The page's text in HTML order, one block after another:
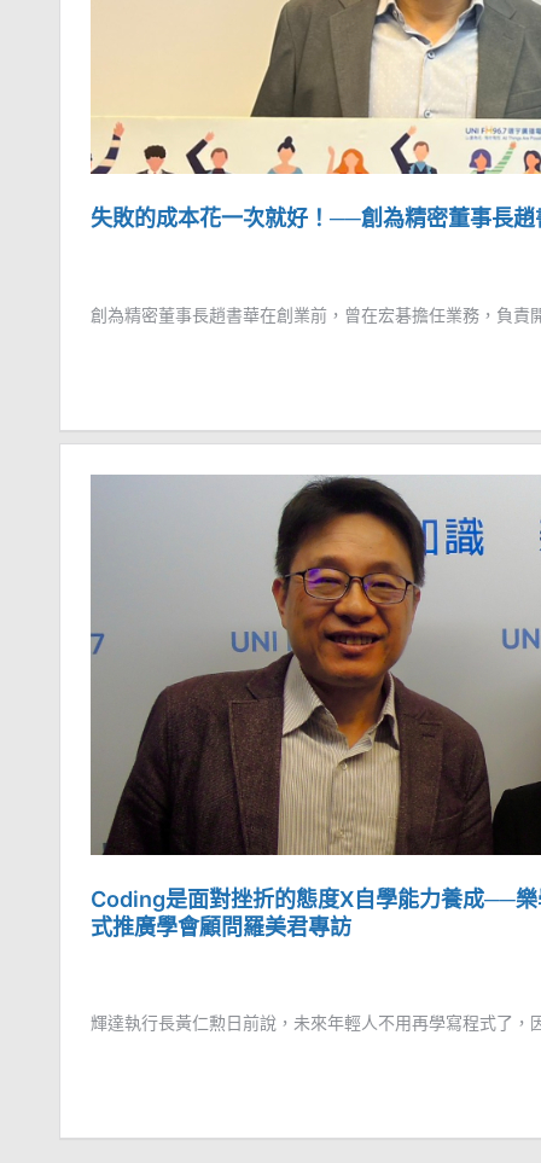
失敗的成本花一次就好！──創為精密董事長
創為精密董事長趙書華在創業前，曾在宏碁擔任業務，負
Coding是面對挫折的態度X自學能力養成──
式推廣學會顧問羅美君專訪
輝達執行長黃仁勲日前說，未來年輕人不用再學寫程式了